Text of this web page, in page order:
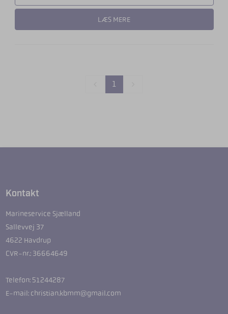
LÆS MERE
1
Kontakt
Marineservice Sjælland
Sallevvej 37
4622 Havdrup
CVR-nr.: 36664649
Telefon: 51244287
E-mail: christian.kbmm@gmail.com